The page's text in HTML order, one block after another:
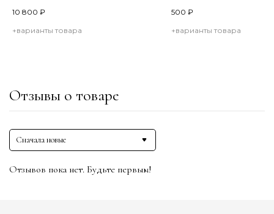
10 800 ₽
+варианты товара
500 ₽
+варианты товара
Отзывы о товаре
Сначала новые
Отзывов пока нет. Будьте первым!